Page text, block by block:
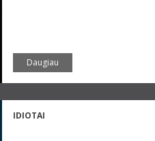
Daugiau
IDIOTAI